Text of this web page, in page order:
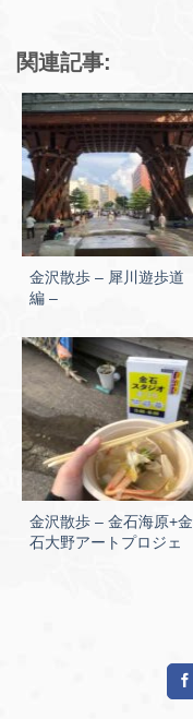
関連記事:
金沢散歩 – 犀川遊歩道
編 –
金沢散歩 – 金石海原+金
石大野アートプロジェ